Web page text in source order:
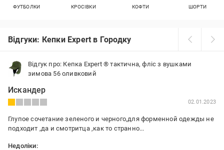
ФУТБОЛКИ КРОСІВКИ КОФТИ ШОРТИ
Відгуки: Кепки Expert в Городку
Відгук про: Кепка Expert ® тактична, фліс з вушками
зимова 56 оливковий
Искандер
02.01.2023
Глупое сочетание зеленого и черного,для форменной одежды не
подходит ,да и смотритца ,как то странно...
Недоліки: